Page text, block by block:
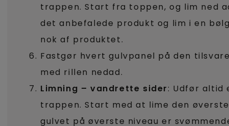
trappen. Start fra toppen, og lim ned
det anbefalede produkt og lim i en
nok af produktet.
Fastgør hvert gulvpanel på den
med rillen nedad.
Limning – vandrette sider: Udfør altid
trappen. Start med at lime den
gulvet på øverste niveau er